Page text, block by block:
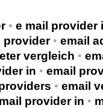
• e mail provider
provider• email
vergleich •
in • email
• email
mail provider in •